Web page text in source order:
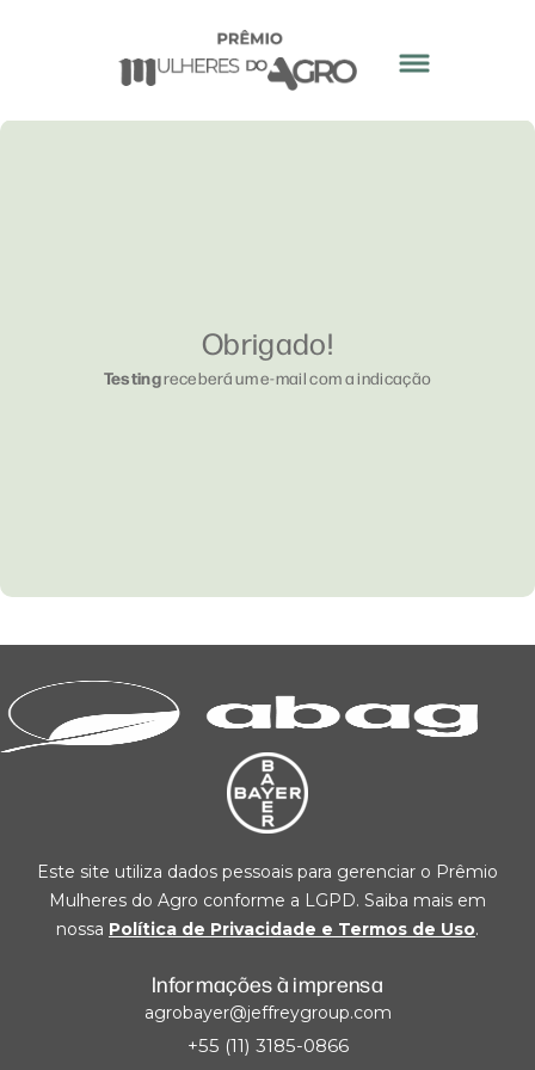
Obrigado!
Testingreceberá um e-mail com a indicação
Este site utiliza dados pessoais para gerenciar o Prêmio
Mulheres do Agro conforme a LGPD. Saiba mais em
nossa Política de Privacidade e Termos de Uso.
Informações à imprensa
agrobayer@jeffreygroup.com
+55 (11) 3185-0866